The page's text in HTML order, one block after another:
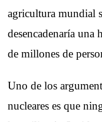
agricultura mundial
desencadenaría una
de millones de
Uno de los
nucleares es que